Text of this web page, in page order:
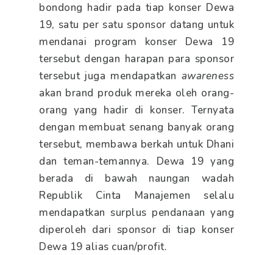
bondong hadir pada tiap konser Dewa
19, satu per satu sponsor datang untuk
mendanai program konser Dewa 19
tersebut dengan harapan para sponsor
tersebut juga mendapatkan awareness
akan brand produk mereka oleh orang-
orang yang hadir di konser. Ternyata
dengan membuat senang banyak orang
tersebut, membawa berkah untuk Dhani
dan teman-temannya. Dewa 19 yang
berada di bawah naungan wadah
Republik Cinta Manajemen selalu
mendapatkan surplus pendanaan yang
diperoleh dari sponsor di tiap konser
Dewa 19 alias cuan/profit.